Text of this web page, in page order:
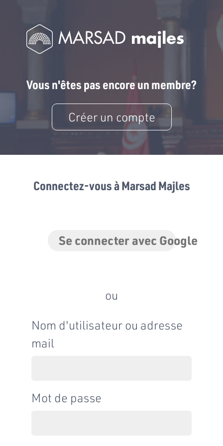
Vous n'êtes pas encore un membre?
Créer un compte
Connectez-vous à Marsad Majles
Se connecter avec Google
ou
Nom d'utilisateur ou adresse
mail
Mot de passe